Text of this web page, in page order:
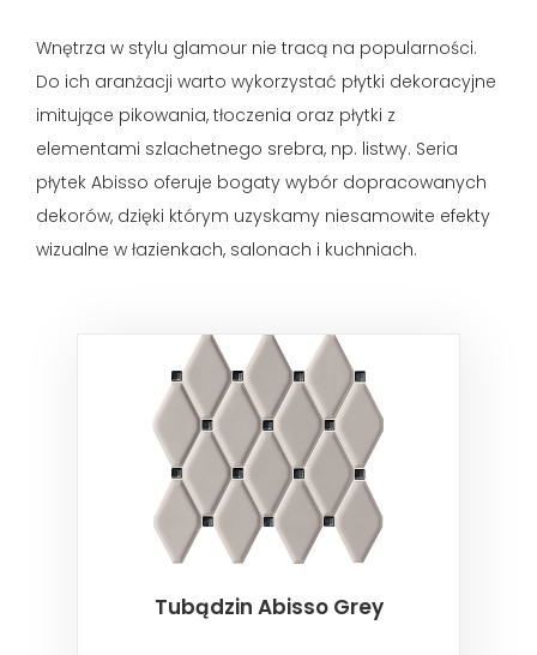
Wnętrza w stylu glamour nie tracą na popularności.
Do ich aranżacji warto wykorzystać płytki dekoracyjne
imitujące pikowania, tłoczenia oraz płytki z
elementami szlachetnego srebra, np. listwy. Seria
płytek Abisso oferuje bogaty wybór dopracowanych
dekorów, dzięki którym uzyskamy niesamowite efekty
wizualne w łazienkach, salonach i kuchniach.
Tubądzin Abisso Grey